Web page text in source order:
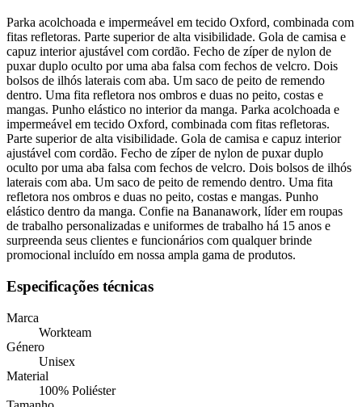
Parka acolchoada e impermeável em tecido Oxford, combinada com
fitas refletoras. Parte superior de alta visibilidade. Gola de camisa e
capuz interior ajustável com cordão. Fecho de zíper de nylon de
puxar duplo oculto por uma aba falsa com fechos de velcro. Dois
bolsos de ilhós laterais com aba. Um saco de peito de remendo
dentro. Uma fita refletora nos ombros e duas no peito, costas e
mangas. Punho elástico no interior da manga. Parka acolchoada e
impermeável em tecido Oxford, combinada com fitas refletoras.
Parte superior de alta visibilidade. Gola de camisa e capuz interior
ajustável com cordão. Fecho de zíper de nylon de puxar duplo
oculto por uma aba falsa com fechos de velcro. Dois bolsos de ilhós
laterais com aba. Um saco de peito de remendo dentro. Uma fita
refletora nos ombros e duas no peito, costas e mangas. Punho
elástico dentro da manga. Confie na Bananawork, líder em roupas
de trabalho personalizadas e uniformes de trabalho há 15 anos e
surpreenda seus clientes e funcionários com qualquer brinde
promocional incluído em nossa ampla gama de produtos.
Especificações técnicas
Marca
Workteam
Género
Unisex
Material
100% Poliéster